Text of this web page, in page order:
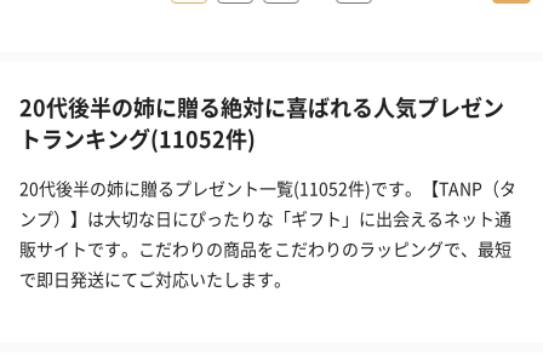
20代後半の姉に贈る絶対に喜ばれる人気プレゼン
トランキング(11052件)
20代後半の姉に贈るプレゼント一覧(11052件)です。【TANP（タ
ンプ）】は大切な日にぴったりな「ギフト」に出会えるネット通
販サイトです。こだわりの商品をこだわりのラッピングで、最短
で即日発送にてご対応いたします。